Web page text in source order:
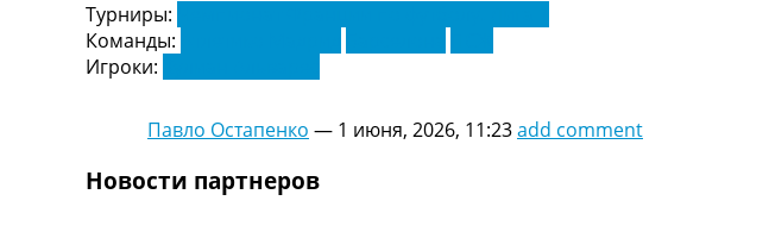
Конкурс прогнозов
Логин
Правила
Турниры:
Команды:
Игроки:
Павло Остапенко — 1 июня, 2026, 11:23add comment
Новости партнеров